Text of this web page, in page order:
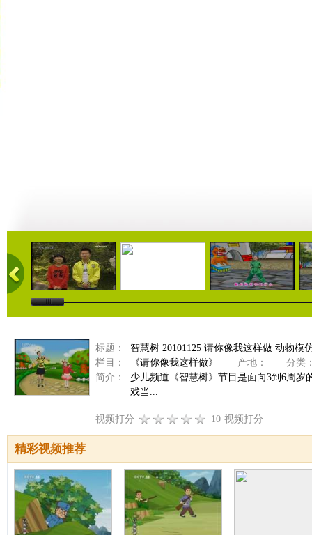
02:32 01:40 01:40
标题：
智慧树 20101125 请你像我这样做 动物模
栏目：
《请你像我这样做》 产地：
分类
简介：
少儿频道《智慧树》节目是面向3到6周
戏当...
视频打分 10 视频打分
精彩视频推荐